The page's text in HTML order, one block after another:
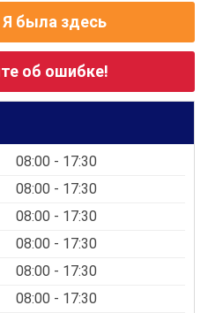
была здесь
об ошибке!
08:00 - 17:30
08:00 - 17:30
08:00 - 17:30
08:00 - 17:30
08:00 - 17:30
08:00 - 17:30